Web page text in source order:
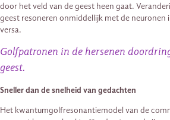
door het veld van de geest heen gaat.
geest resoneren onmiddellijk met de neuronen
versa.
Golfpatronen in de hersenen
geest.
Sneller dan de snelheid van gedachten
Het kwantumgolfresonantiemodel van de